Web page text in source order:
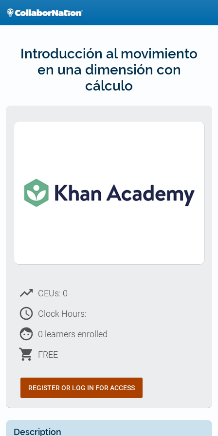
Introducción al movimiento
en una dimensión con
cálculo
trending_up CEUs: 0
access_time Clock Hours:
face 0 learners enrolled
shopping_cart FREE
REGISTER OR LOG IN FOR ACCESS
Description